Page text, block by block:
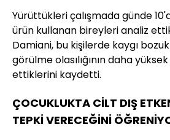
Yürüttükleri çalışmada günde
ürün kullanan bireyleri analiz
Damiani, bu kişilerde kaygı
görülme olasılığının daha
ettiklerini kaydetti.
ÇOCUKLUKTA CİLT DIŞ
TEPKİ VERECEĞİNİ